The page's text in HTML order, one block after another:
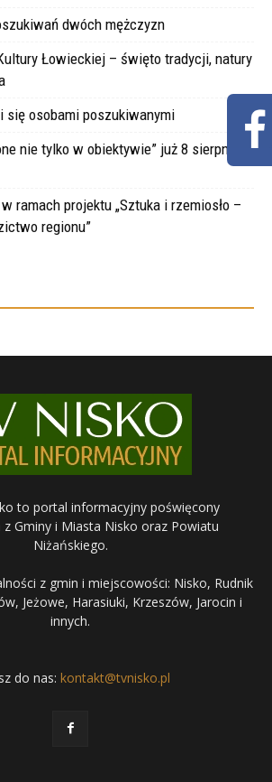
dwóch mężczyzn
Łowieckiej – święto tradycji, natury
się osobami poszukiwanymi
nie tylko w obiektywie” już 8 sierpnia w
ramach projektu „Sztuka i rzemiosło –
regionu”
to portal informacyjny poświęcony
Gminy i Miasta Nisko oraz Powiatu
Niżańskiego.
z gmin i miejscowości: Nisko, Rudnik
Jeżowe, Harasiuki, Krzeszów, Jarocin i
innych.
do nas: kontakt@tvnisko.pl